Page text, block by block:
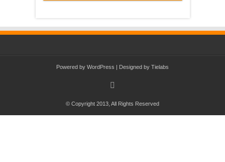
Powered by WordPress | Designed by Tielabs
© Copyright 2013, All Rights Reserved